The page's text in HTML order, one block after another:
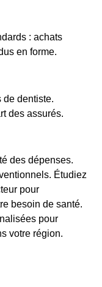
: achats
en forme.
de dentiste.
des assurés.
des dépenses.
Étudiez
pour
besoin de santé.
pour
votre région.